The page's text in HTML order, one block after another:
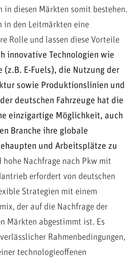
in diesen Märkten somit bestehen.
in den Leitmärkten eine
Rolle und lassen diese Vorteile
innovative Technologien wie
(z.B. E-Fuels), die Nutzung der
sowie Produktionslinien und
deutschen Fahrzeuge hat die
einzigartige Möglichkeit, auch
Branche ihre globale
und Arbeitsplätze zu
hohe Nachfrage nach Pkw mit
erfordert von deutschen
Strategien mit einem
der auf die Nachfrage der
Märkten abgestimmt ist. Es
Rahmenbedingungen,
technologieoffenen